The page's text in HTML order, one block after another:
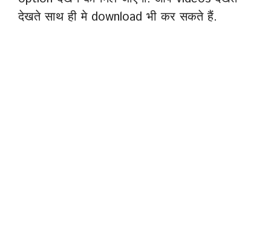
देखते साथ ही मे download भी कर सकते हैं.